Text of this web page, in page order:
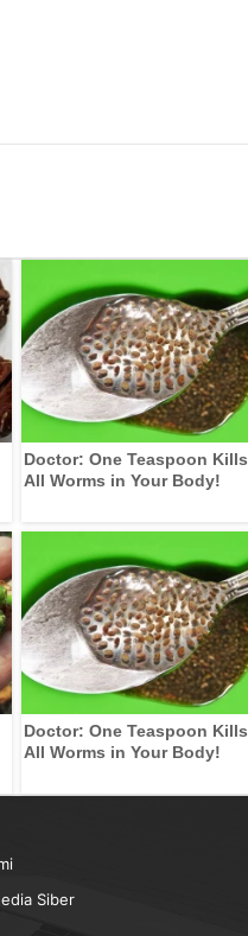
Doctor: One Teaspoon Kills
All Worms in Your Body!
Doctor: One Teaspoon Kills
All Worms in Your Body!
Siber